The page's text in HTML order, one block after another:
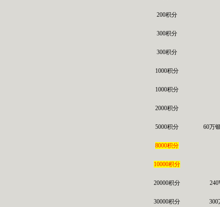
200积分
300积分
300积分
1000积分
1000积分
2000积分
5000积分 60万
8000积分
10000积分
20000积分
30000积分